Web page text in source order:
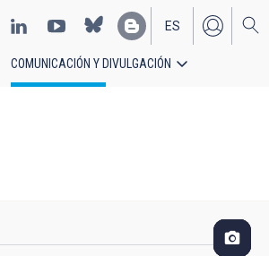
EN
ES
COMUNICACIÓN Y DIVULGACIÓN